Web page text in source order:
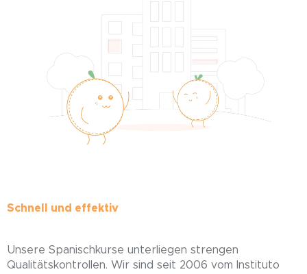
Schnell und effektiv
Unsere Spanischkurse unterliegen strengen
Qualitätskontrollen. Wir sind seit 2006 vom Instituto